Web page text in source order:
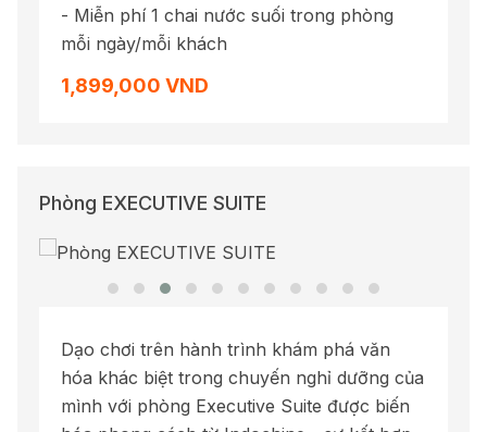
- Miễn phí 1 chai nước suối trong phòng
mỗi ngày/mỗi khách
1,899,000 VND
Phòng EXECUTIVE SUITE
Dạo chơi trên hành trình khám phá văn
hóa khác biệt trong chuyến nghỉ dưỡng của
mình với phòng Executive Suite được biến